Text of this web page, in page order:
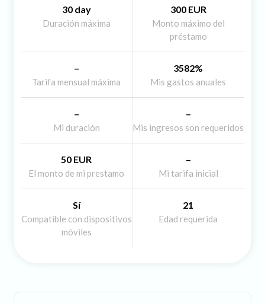
30 day
Duración máxima
300 EUR
Monto máximo del
préstamo
–
Tarifa mensual máxima
3582%
Mis gastos anuales
–
Mi duración
–
Mis ingresos son requeridos
50 EUR
El monto de mi prestamo
–
Mi tarifa inicial
Sí
Compatible con dispositivos
móviles
21
Edad requerida